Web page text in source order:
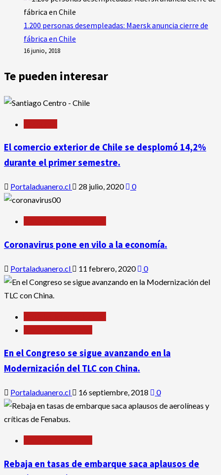
1.200 personas desempleadas: Maersk anuncia cierre de
fábrica en Chile
16 junio, 2018
Te pueden interesar
El comercio exterior de Chile se desplomó 14,2%
durante el primer semestre.
Portaladuanero.cl 28 julio, 2020 0
Coronavirus pone en vilo a la economía.
Portaladuanero.cl 11 febrero, 2020 0
En el Congreso se sigue avanzando en la
Modernización del TLC con China.
Portaladuanero.cl 16 septiembre, 2018 0
Rebaja en tasas de embarque saca aplausos de